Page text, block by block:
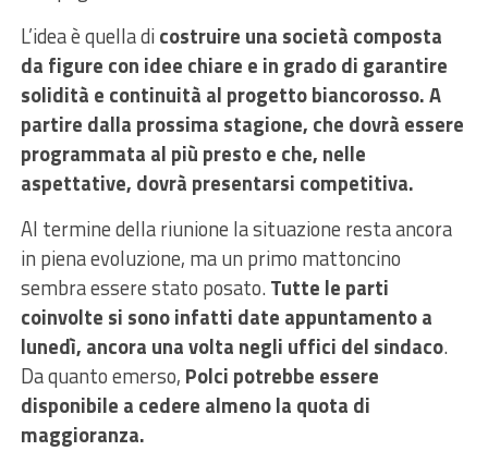
L’idea è quella dicostruire una società composta
da figure con idee chiare e in grado di garantire
solidità e continuità al progetto biancorosso. A
partire dalla prossima stagione, che dovrà essere
programmata al più presto e che, nelle
aspettative, dovrà presentarsi competitiva.
Al termine della riunione la situazione resta ancora
in piena evoluzione, ma un primo mattoncino
sembra essere stato posato.Tutte le parti
coinvolte si sono infatti date appuntamento a
lunedì, ancora una volta negli uffici del sindaco.
Da quanto emerso, Polci potrebbe essere
disponibile a cedere almeno la quota di
maggioranza.